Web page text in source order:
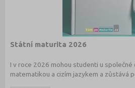
Státní maturita 2026
I v roce 2026 mohou studenti u společné
matematikou a cizím jazykem a zůstává